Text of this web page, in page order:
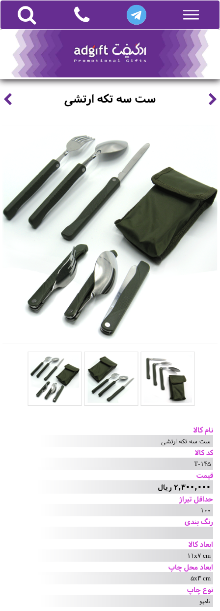
ست سه تکه ارتشی
نام کالا
ست سه تکه ارتشی
کد کالا
T-145
قیمت
2,300,000 ریال
حداقل تیراژ
100
رنگ بندی
ابعاد کالا
11x7 cm
ابعاد محل چاپ
5x3 cm
نوع چاپ
تامپو